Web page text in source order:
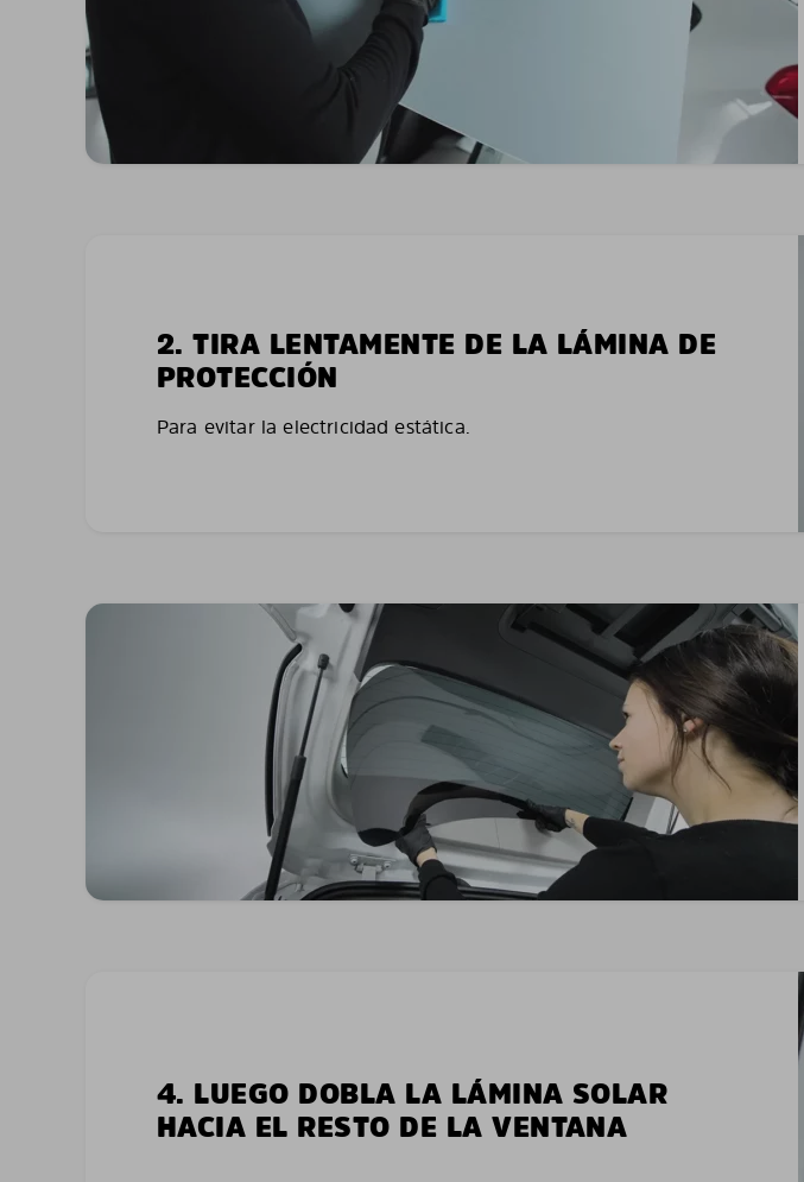
2. TIRA LENTAMENTE DE LA LÁMINA DE
PROTECCIÓN
Para evitar la electricidad estática.
4. LUEGO DOBLA LA LÁMINA SOLAR
HACIA EL RESTO DE LA VENTANA